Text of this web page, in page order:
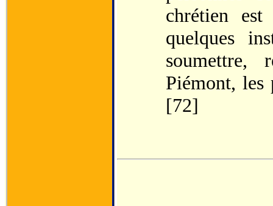
chrétien
quelques
Piémont, les
[72]